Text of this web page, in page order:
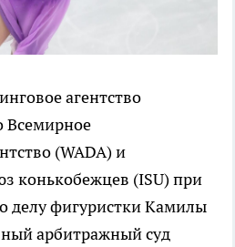
агентство
Всемирное
(WADA) и
конькобежцев (ISU) при
делу фигуристки Камилы
арбитражный суд